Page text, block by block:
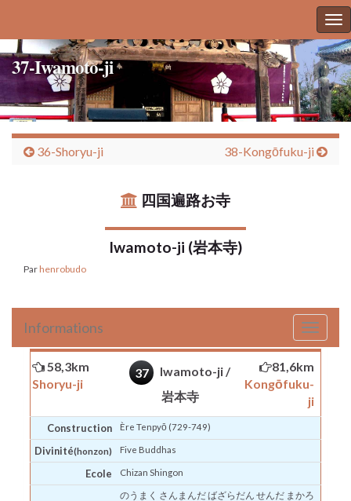
36-Shoryu-ji 38-Kongōfuku-ji
37-Iwamoto-ji
四国遍路お寺
Iwamoto-ji (岩本寺)
Parhenrobudo
Informations
58,3km
Shoryu-ji
37
Iwamoto-ji /
岩本寺
81,6km
Kongōfuku-
ji
Construction Ère Tenpyō (729-749)
Divinité(honzon) Five Buddhas
Ecole Chizan Shingon
のうまく さんまんだ ばざらだん せんだ まかろ